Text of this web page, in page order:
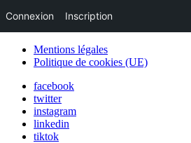
Mentions légales
Politique de cookies (UE)
facebook
twitter
instagram
linkedin
tiktok
Connexion Inscription